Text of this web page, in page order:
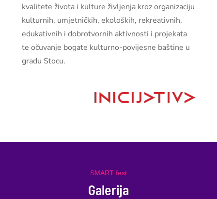
kvalitete života i kulture življenja kroz organizaciju
kulturnih, umjetničkih, ekoloških, rekreativnih,
edukativnih i dobrotvornih aktivnosti i projekata
te očuvanje bogate kulturno-povijesne baštine u
gradu Stocu.
SMART fest
Galerija